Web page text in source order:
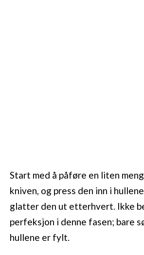
Start med å påføre en liten
kniven, og press den inn i
glatter den ut etterhvert. Ikke
perfeksjon i denne fasen; bare
hullene er fylt.